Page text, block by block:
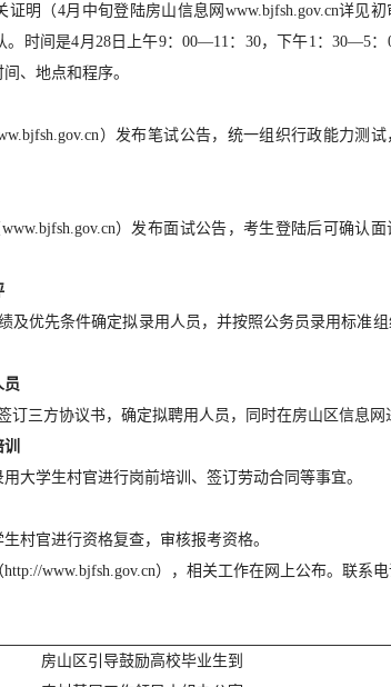
明（4月中旬登陆房山信息网www.bjfsh.gov.cn详见
。时间是4月28日上午9：00—11：30，下午1：30—5：
、地点和程序。
）发布笔试公告，统一组织行政能力测
）发布面试公告，考生登陆后可确认
及优先条件确定拟录用人员，并按照公务员录用标准
员
订三方协议书，确定拟聘用人员，同时在房山区信息网
大学生村官进行岗前培训、签订劳动合同等事宜。
村官进行资格复查，审核报考资格。
www.bjfsh.gov.cn），相关工作在网上公布。联系电
房山区引导鼓励高校毕业生到